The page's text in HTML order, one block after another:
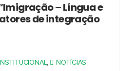
– Língua e
de integração
, NOTÍCIAS